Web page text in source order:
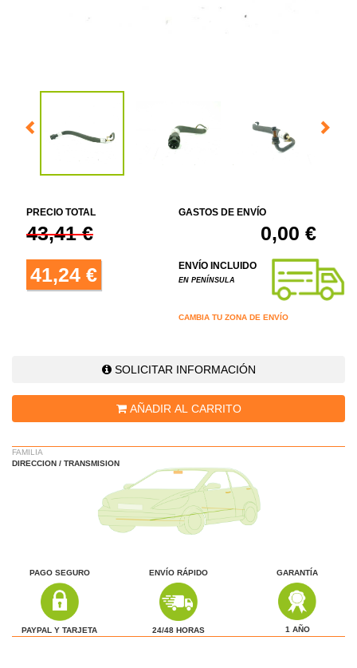
PRECIO TOTAL
43,41 €
41,24 €
GASTOS DE ENVÍO
0,00 €
ENVÍO INCLUIDO
EN PENÍNSULA
CAMBIA TU ZONA DE ENVÍO
SOLICITAR INFORMACIÓN
AÑADIR AL CARRITO
FAMILIA
DIRECCION / TRANSMISION
PAGO SEGURO
PAYPAL Y TARJETA
ENVÍO RÁPIDO
24/48 HORAS
GARANTÍA
1 AÑO